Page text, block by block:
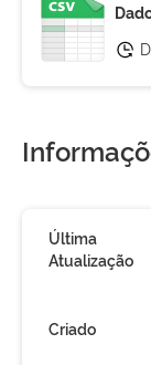
Última
Atualização
Criado